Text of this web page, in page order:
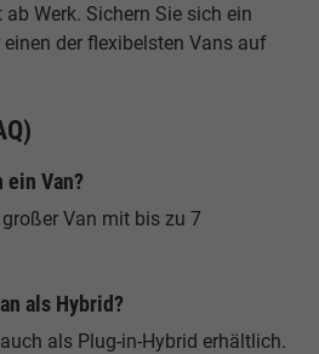
Werk. Sichern Sie sich ein
der flexibelsten Vans auf
ein Van?
Van mit bis zu 7
als Hybrid?
als Plug-in-Hybrid erhältlich.